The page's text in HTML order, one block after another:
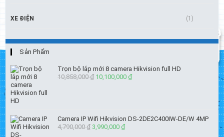
XE ĐIỆN (1)
Sản Phẩm
Trọn bộ lắp mới 8 camera Hikvision full HD
10,858,000₫ Giá
10,100,000 ₫Giá
Camera IP Wifi Hikvision DS-2DE2C400IW-DE/W 4MP
4,790,000₫ Giá
3,990,000 ₫Giá